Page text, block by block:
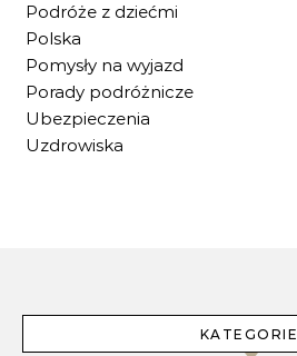
Podróże z dziećmi
Polska
Pomysły na wyjazd
Porady podróżnicze
Ubezpieczenia
Uzdrowiska
KATEGORIE